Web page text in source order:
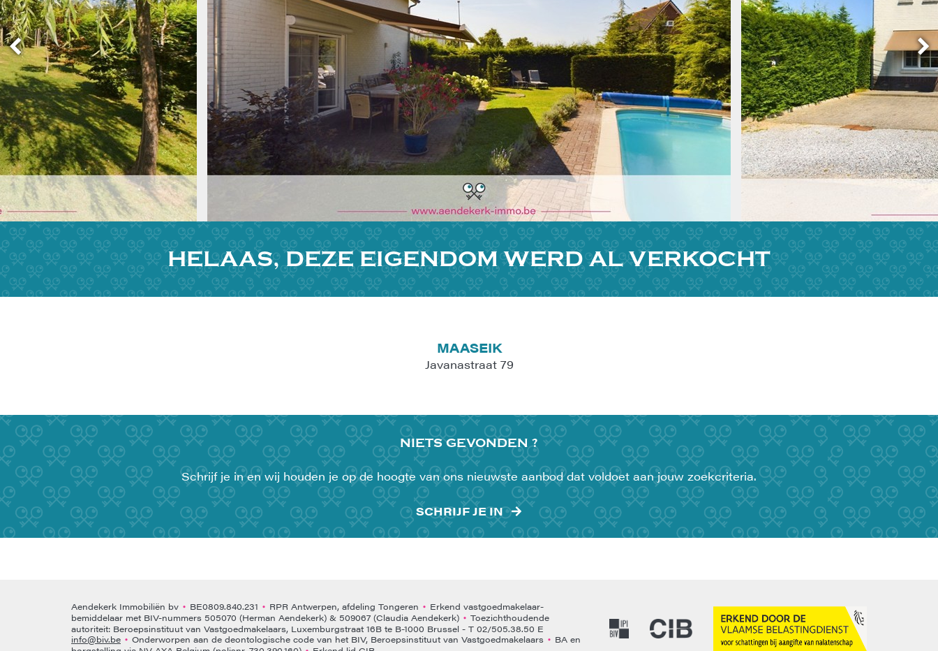
HELAAS, DEZE EIGENDOM WERD AL VERKOCHT
MAASEIK
Javanastraat 79
NIETSGEVONDEN ?
Schrijf je in en wij houden je op de hoogte van ons nieuwste aanbod dat voldoet aan jouw zoekcriteria.
SCHRIJF JE IN
Aendekerk Immobiliën bv • BE0809.840.231 • RPR Antwerpen, afdeling Tongeren • Erkend vastgoedmakelaar-
bemiddelaar met BIV-nummers 505070 (Herman Aendekerk) & 509067 (Claudia Aendekerk) • Toezichthoudende
autoriteit: Beroepsinstituut van Vastgoedmakelaars, Luxemburgstraat 16B te B-1000 Brussel - T 02/505.38.50 E
info@biv.be • Onderworpen aan de deontologische code van het BIV, Beroepsinstituut van Vastgoedmakelaars • BA en